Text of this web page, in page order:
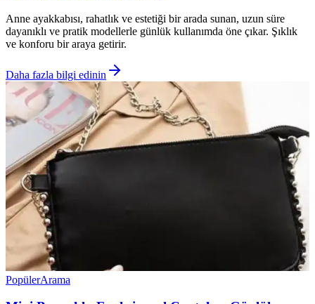
Anne ayakkabısı, rahatlık ve estetiği bir arada sunan, uzun süre
dayanıklı ve pratik modellerle günlük kullanımda öne çıkar. Şıklık
ve konforu bir araya getirir.
Daha fazla bilgi edinin
PopülerArama